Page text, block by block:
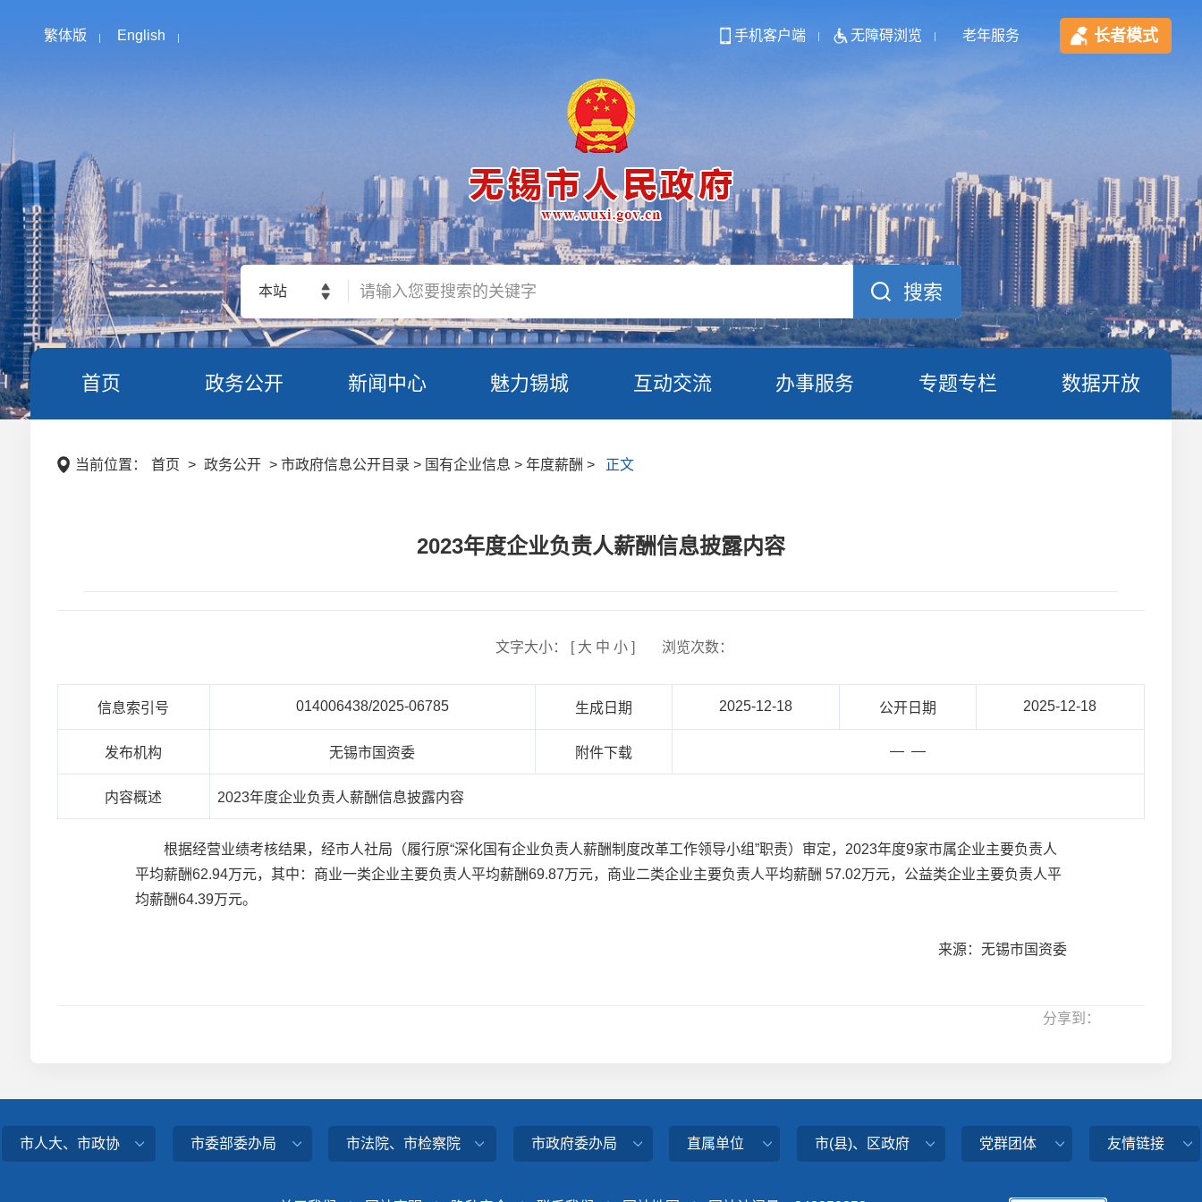
繁体版 English 手机客户端 无障碍浏览 老年服务 长者模式
本站
首页 政务公开 新闻中心 魅力锡城 互动交流 办事服务 专题专栏 数据开放
当前位置： 首页 > 政务公开 > 市政府信息公开目录 > 国有企业信息 > 年度薪酬 > 正文
2023年度企业负责人薪酬信息披露内容
文字大小： [ 大 中 小] 浏览次数：
信息索引号 014006438/2025-06785 生成日期 2025-12-18 公开日期 2025-12-18
发布机构 无锡市国资委 附件下载 — —
内容概述 2023年度企业负责人薪酬信息披露内容
根据经营业绩考核结果，经市人社局（履行原“深化国有企业负责人薪酬制度改革工作领导小组”职责）审定，2023年度9家市属企业主要负责人
平均薪酬62.94万元，其中：商业一类企业主要负责人平均薪酬69.87万元，商业二类企业主要负责人平均薪酬 57.02万元，公益类企业主要负责人平
均薪酬64.39万元。
来源：无锡市国资委
分享到：
市人大、市政协 市委部委办局 市法院、市检察院 市政府委办局 直属单位 市(县)、区政府 党群团体 友情链接